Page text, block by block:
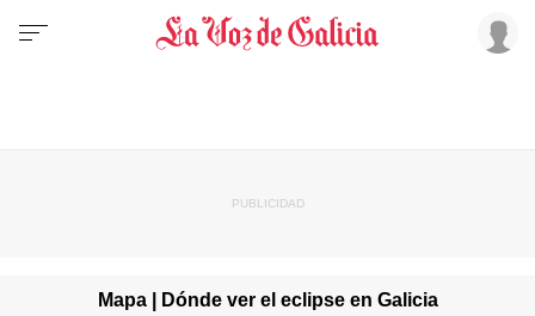
Mapa | Dónde ver el eclipse en Galicia